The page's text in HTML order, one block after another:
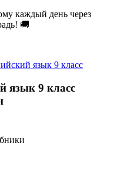
каждый день через
🚚
язык 9 класс
язык 9 класс